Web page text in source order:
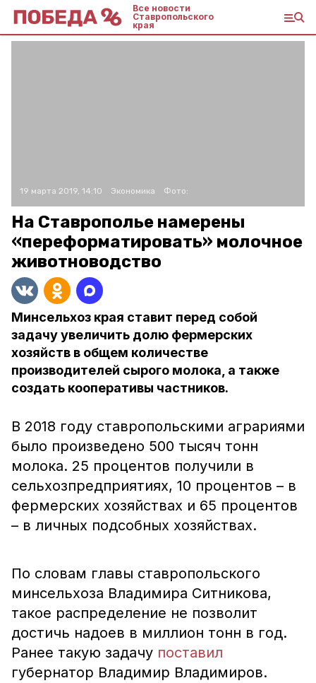
Все новости
Ставропольского
края
19 марта 2019, 14:10 Экономика Фото:
На Ставрополье намерены
«переформатировать» молочное
животноводство
Минсельхоз края ставит перед собой
задачу увеличить долю фермерских
хозяйств в общем количестве
производителей сырого молока, а также
создать кооперативы частников.
В 2018 году ставропольскими аграриями
было произведено 500 тысяч тонн
молока. 25 процентов получили в
сельхозпредприятиях, 10 процентов – в
фермерских хозяйствах и 65 процентов
– в личных подсобных хозяйствах.
По словам главы ставропольского
минсельхоза Владимира Ситникова,
такое распределение не позволит
достичь надоев в миллион тонн в год.
Ранее такую задачу поставил
губернатор Владимир Владимиров.